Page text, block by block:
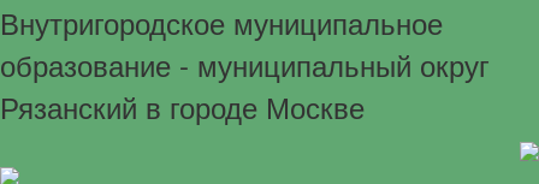
Внутригородское муниципальное
образование - муниципальный округ
Рязанский в городе Москве